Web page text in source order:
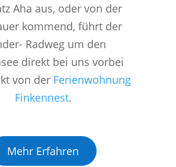
Aha aus, oder von der
kommend, führt der
Radweg um den
direkt bei uns vorbei
von der Ferienwohnung
Finkennest.
Mehr Erfahren